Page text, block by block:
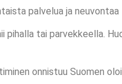
palvelua ja
pihalla tai parvekkeella.
onnistuu Suomen